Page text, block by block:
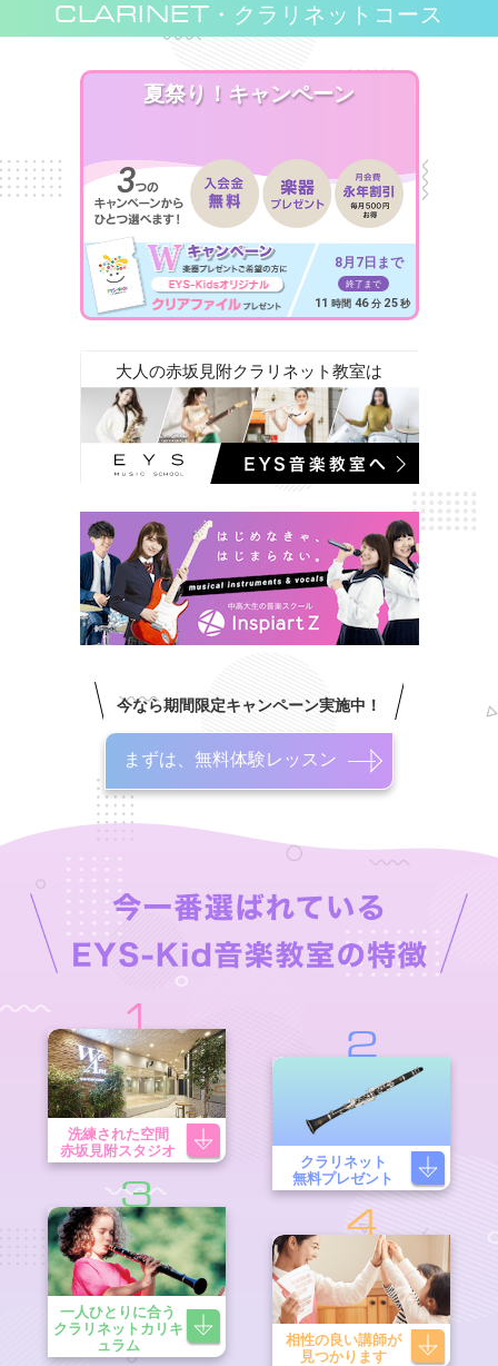
CLARINET ・クラリネットコース
夏祭り！キャンペーン
8月7日まで
終了まで
11 時間 46 分 23 秒
大人の赤坂見附クラリネット教室は
今なら期間限定キャンペーン実施中！
まずは、無料体験レッスン
1
洗練された空間
赤坂見附スタジオ
2
クラリネット
無料プレゼント
3
一人ひとりに合う
クラリネットカリキ
ュラム
4
相性の良い講師が
見つかります